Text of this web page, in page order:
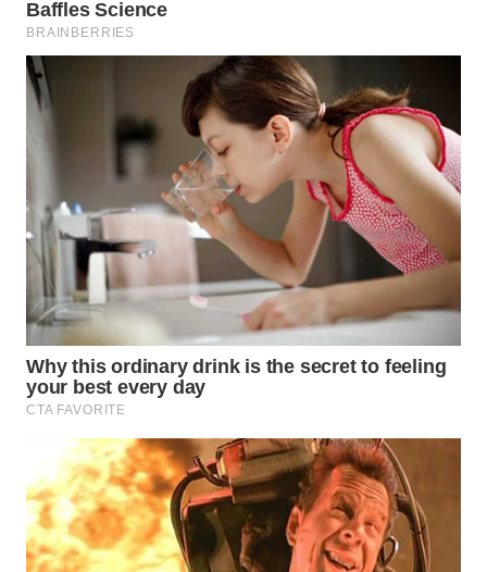
WN
MAJALENGKA
SUBANG
WN
SUKABUMI
WN
PURWAKARTA
PRIANGAN
TIMUR
WN
SEMARANG